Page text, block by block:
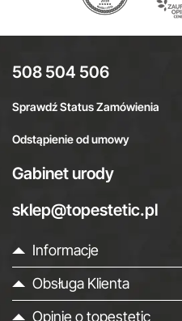
508 504 506
Sprawdź Status Zamówienia
Odstąpienie od umowy
Gabinet urody
sklep@topestetic.pl
Informacje
Obsługa Klienta
Opinie o topestetic